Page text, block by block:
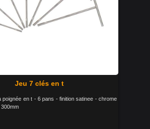
Jeu 7 clés en t
poignée en t - 6 pans - finition satinee - chrome